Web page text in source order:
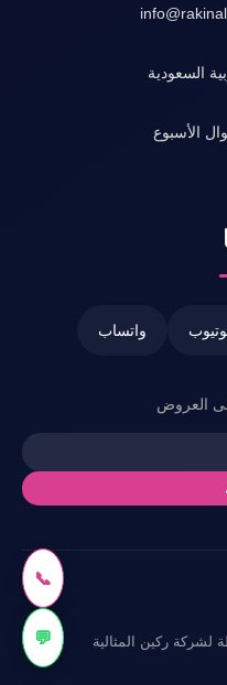
السعودية
واتساب
العروض
📞
💬